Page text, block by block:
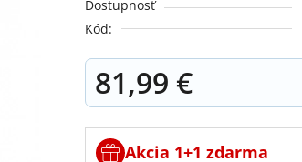
5
hviezdičiek.
Dostupnosť
Kód:
81,99 €
Jednotková cena:
Akcia 1+1 zdarma